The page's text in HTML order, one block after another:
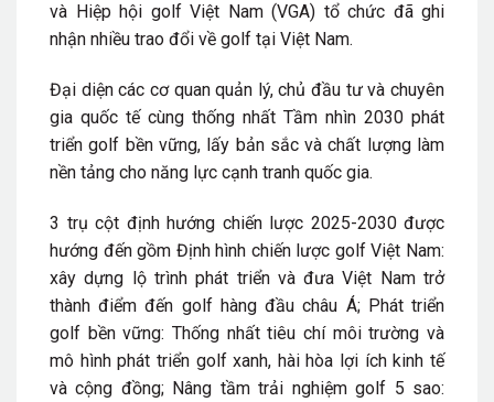
và Hiệp hội golf Việt Nam (VGA) tổ chức đã ghi
nhận nhiều trao đổi về golf tại Việt Nam.
Đại diện các cơ quan quản lý, chủ đầu tư và chuyên
gia quốc tế cùng thống nhất Tầm nhìn 2030 phát
triển golf bền vững, lấy bản sắc và chất lượng làm
nền tảng cho năng lực cạnh tranh quốc gia.
3 trụ cột định hướng chiến lược 2025-2030 được
hướng đến gồm Định hình chiến lược golf Việt Nam:
xây dựng lộ trình phát triển và đưa Việt Nam trở
thành điểm đến golf hàng đầu châu Á; Phát triển
golf bền vững: Thống nhất tiêu chí môi trường và
mô hình phát triển golf xanh, hài hòa lợi ích kinh tế
và cộng đồng; Nâng tầm trải nghiệm golf 5 sao: